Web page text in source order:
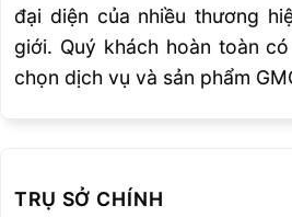
đại diện của nhiều thương
giới. Quý khách hoàn toàn
chọn dịch vụ và sản phẩm
TRỤ SỞ CHÍNH